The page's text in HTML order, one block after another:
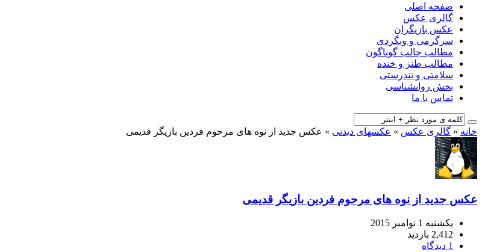
صفحه اصلی
گالری عکس
عکس بازیگران
سرگرمی و وبگردی
مطالب جالب گوناگون
مطالب طنز و خنده
سلامتی و تندرستی
بخش روانشناسی
تماس با ما
خانه » گالری عکس » عکسهای دیدنی » عکس جدید از نوه های مرحوم فردین بازیگر قدیمی
عکس جدید از نوه های مرحوم فردین بازیگر قدیمی
یکشنبه 1 نوامبر 2015
2,412 بازدید
1 دیدگاه